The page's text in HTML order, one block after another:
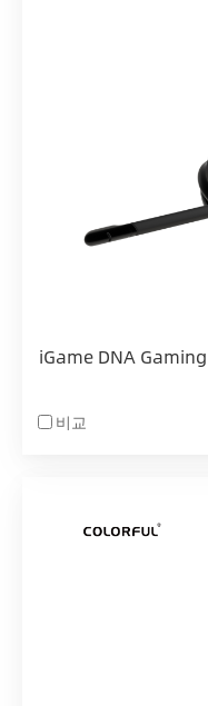
iGame DNA
비교